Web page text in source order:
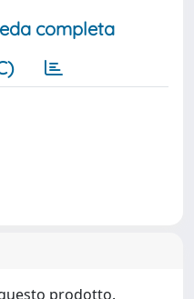
completa
prodotto.